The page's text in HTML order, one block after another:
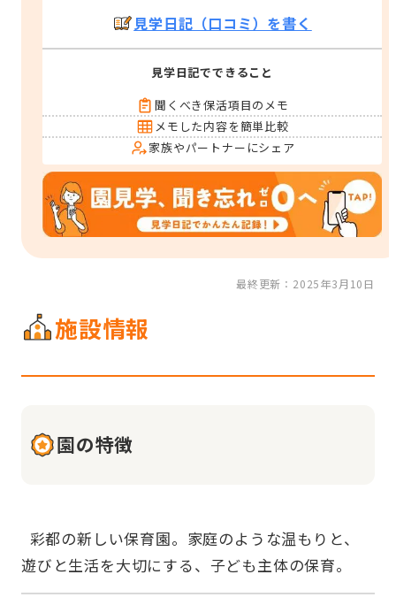
見学日記（口コミ）を書く
見学日記でできること
聞くべき保活項目のメモ
メモした内容を簡単比較
家族やパートナーにシェア
最終更新：2025年3月10日
施設情報
園の特徴